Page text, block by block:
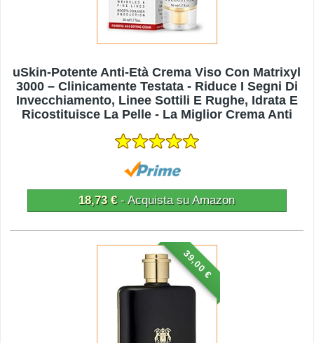
uSkin-Potente Anti-Età Crema Viso Con Matrixyl
3000 – Clinicamente Testata - Riduce I Segni Di
Invecchiamento, Linee Sottili E Rughe, Idrata E
Ricostituisce La Pelle - La Miglior Crema Anti
18,73 €- Acquista su Amazon
39,00 €